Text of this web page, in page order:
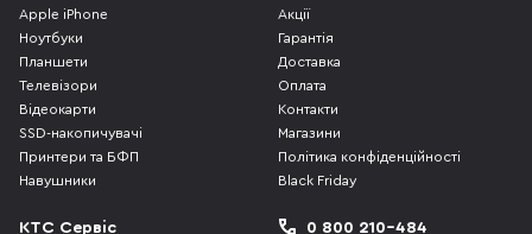
Apple iPhone
Ноутбуки
Планшети
Телевізори
Відеокарти
SSD-накопичувачі
Принтери та БФП
Навушники
Акції
Гарантія
Доставка
Оплата
Контакти
Магазини
Політика конфіденційності
Black Friday
КТС Сервіс
0 800 210-484